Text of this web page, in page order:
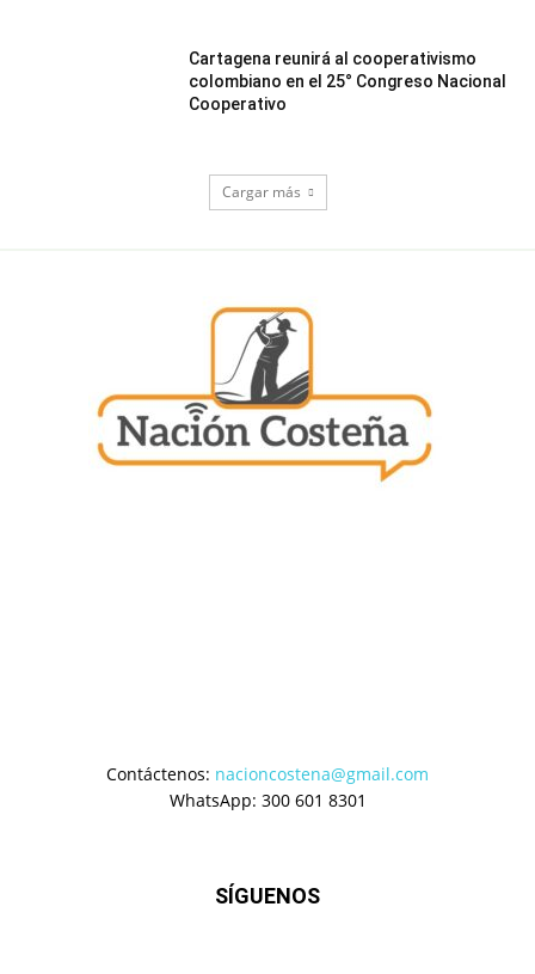
Cartagena reunirá al cooperativismo
colombiano en el 25° Congreso Nacional
Cooperativo
Cargar más
Contáctenos: nacioncostena@gmail.com
WhatsApp: 300 601 8301
SÍGUENOS